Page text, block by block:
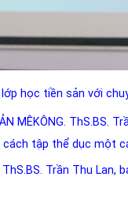
học tiền sản với
MÊKÔNG. ThS.BS.
cách tập thể dục một
Trần Thu